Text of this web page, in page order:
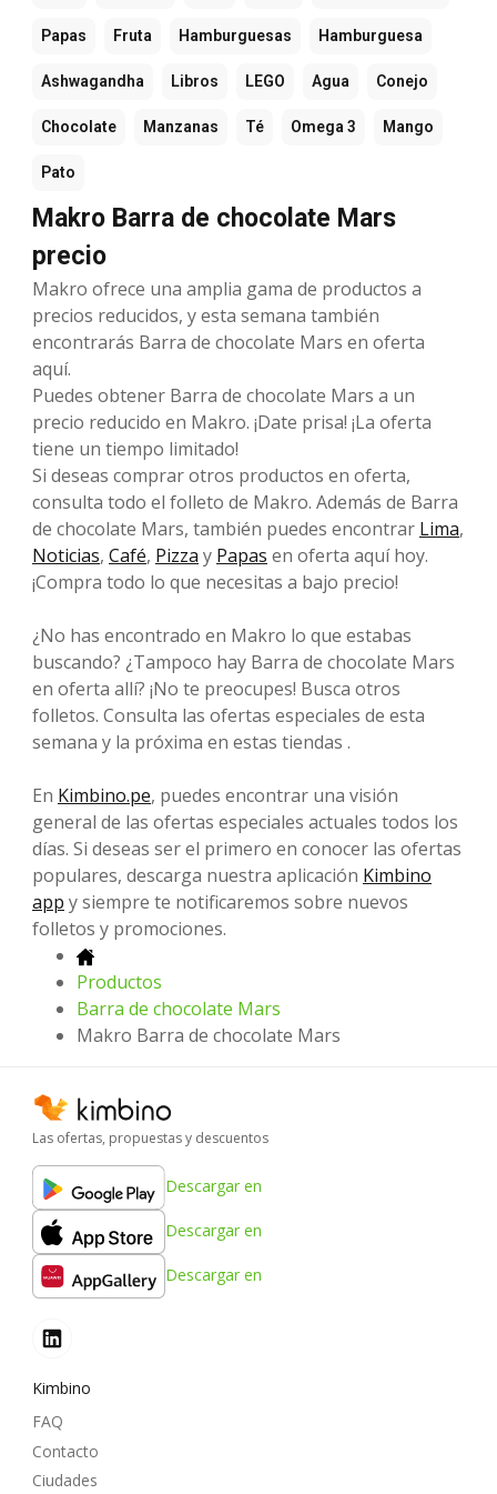
Papas Fruta Hamburguesas Hamburguesa
Ashwagandha Libros LEGO Agua Conejo
Chocolate Manzanas Té Omega 3 Mango
Pato
Makro Barra de chocolate Mars
precio
Makro ofrece una amplia gama de productos a
precios reducidos, y esta semana también
encontrarás Barra de chocolate Mars en oferta
aquí.
Puedes obtener Barra de chocolate Mars a un
precio reducido en Makro. ¡Date prisa! ¡La oferta
tiene un tiempo limitado!
Si deseas comprar otros productos en oferta,
consulta todo el folleto de Makro. Además de Barra
de chocolate Mars, también puedes encontrar Lima,
Noticias, Café, Pizza y Papas en oferta aquí hoy.
¡Compra todo lo que necesitas a bajo precio!
¿No has encontrado en Makro lo que estabas
buscando? ¿Tampoco hay Barra de chocolate Mars
en oferta allí? ¡No te preocupes! Busca otros
folletos. Consulta las ofertas especiales de esta
semana y la próxima en estas tiendas .
En Kimbino.pe, puedes encontrar una visión
general de las ofertas especiales actuales todos los
días. Si deseas ser el primero en conocer las ofertas
populares, descarga nuestra aplicación Kimbino
app y siempre te notificaremos sobre nuevos
folletos y promociones.
Productos
Barra de chocolate Mars
Makro Barra de chocolate Mars
Las ofertas, propuestas y descuentos
Descargar en
Descargar en
Descargar en
Kimbino
FAQ
Contacto
Ciudades